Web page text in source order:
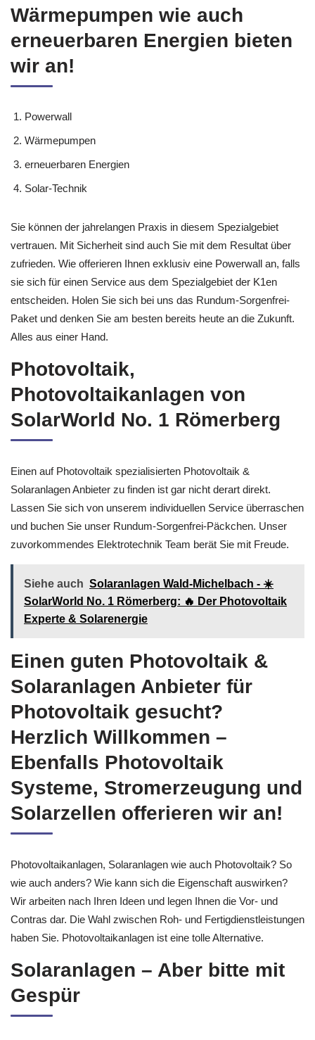
Wärmepumpen wie auch
erneuerbaren Energien bieten
wir an!
Powerwall
Wärmepumpen
erneuerbaren Energien
Solar-Technik
Sie können der jahrelangen Praxis in diesem Spezialgebiet
vertrauen. Mit Sicherheit sind auch Sie mit dem Resultat über
zufrieden. Wie offerieren Ihnen exklusiv eine Powerwall an, falls
sie sich für einen Service aus dem Spezialgebiet der K1en
entscheiden. Holen Sie sich bei uns das Rundum-Sorgenfrei-
Paket und denken Sie am besten bereits heute an die Zukunft.
Alles aus einer Hand.
Photovoltaik,
Photovoltaikanlagen von
SolarWorld No. 1 Römerberg
Einen auf Photovoltaik spezialisierten Photovoltaik &
Solaranlagen Anbieter zu finden ist gar nicht derart direkt.
Lassen Sie sich von unserem individuellen Service überraschen
und buchen Sie unser Rundum-Sorgenfrei-Päckchen. Unser
zuvorkommendes Elektrotechnik Team berät Sie mit Freude.
Siehe auch Solaranlagen Wald-Michelbach - ☀️
SolarWorld No. 1 Römerberg: 🔥 Der Photovoltaik
Experte & Solarenergie
Einen guten Photovoltaik &
Solaranlagen Anbieter für
Photovoltaik gesucht?
Herzlich Willkommen –
Ebenfalls Photovoltaik
Systeme, Stromerzeugung und
Solarzellen offerieren wir an!
Photovoltaikanlagen, Solaranlagen wie auch Photovoltaik? So
wie auch anders? Wie kann sich die Eigenschaft auswirken?
Wir arbeiten nach Ihren Ideen und legen Ihnen die Vor- und
Contras dar. Die Wahl zwischen Roh- und Fertigdienstleistungen
haben Sie. Photovoltaikanlagen ist eine tolle Alternative.
Solaranlagen – Aber bitte mit
Gespür